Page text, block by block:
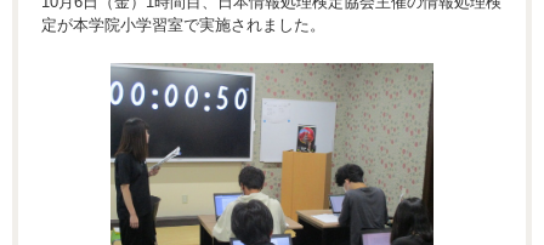
定が本学院小学習室で実施されました。